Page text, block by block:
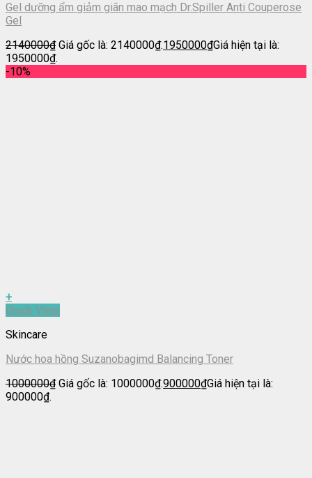
Gel dưỡng ẩm giảm giãn mao mạch Dr.Spiller Anti Couperose
Gel
2140000₫ Giá gốc là: 2140000₫.1950000₫Giá hiện tại là:
1950000₫.
-10%
+
Quick View
Skincare
Nước hoa hồng Suzanobagimd Balancing Toner
1000000₫ Giá gốc là: 1000000₫.900000₫Giá hiện tại là:
900000₫.